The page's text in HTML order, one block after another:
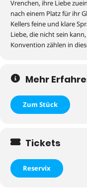
Vrenchen, ihre Liebe
nach einem Platz für ihr
Kellers feine und klare
Liebe, die nicht sein
Konvention zählen in
Mehr
Zum Stück
Tickets
Reservix